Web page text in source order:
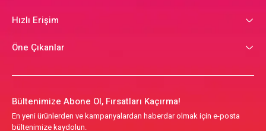
Hızlı Erişim
Öne Çıkanlar
Bültenimize Abone Ol, Fırsatları Kaçırma!
En yeni ürünlerden ve kampanyalardan haberdar olmak için e-posta
bültenimize kaydolun.